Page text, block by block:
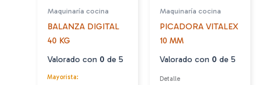
Maquinaría cocina
BALANZA DIGITAL
40 KG
Valorado con 0 de 5
Mayorista:
Maquinaría cocina
PICADORA VITALEX
10 MM
Valorado con 0 de 5
Detalle